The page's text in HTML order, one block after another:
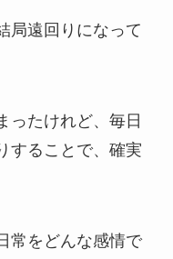
局遠回りになって
ったけれど、毎日
することで、確実
常をどんな感情で